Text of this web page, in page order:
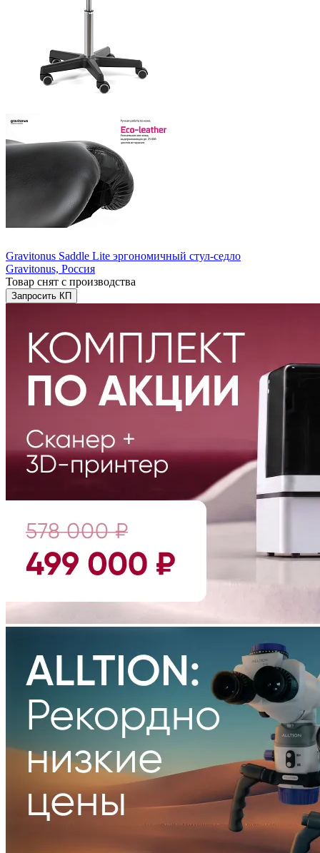
Gravitonus Saddle Lite эргономичный стул-седло
Gravitonus, Россия
Товар снят с производства
Запросить КП